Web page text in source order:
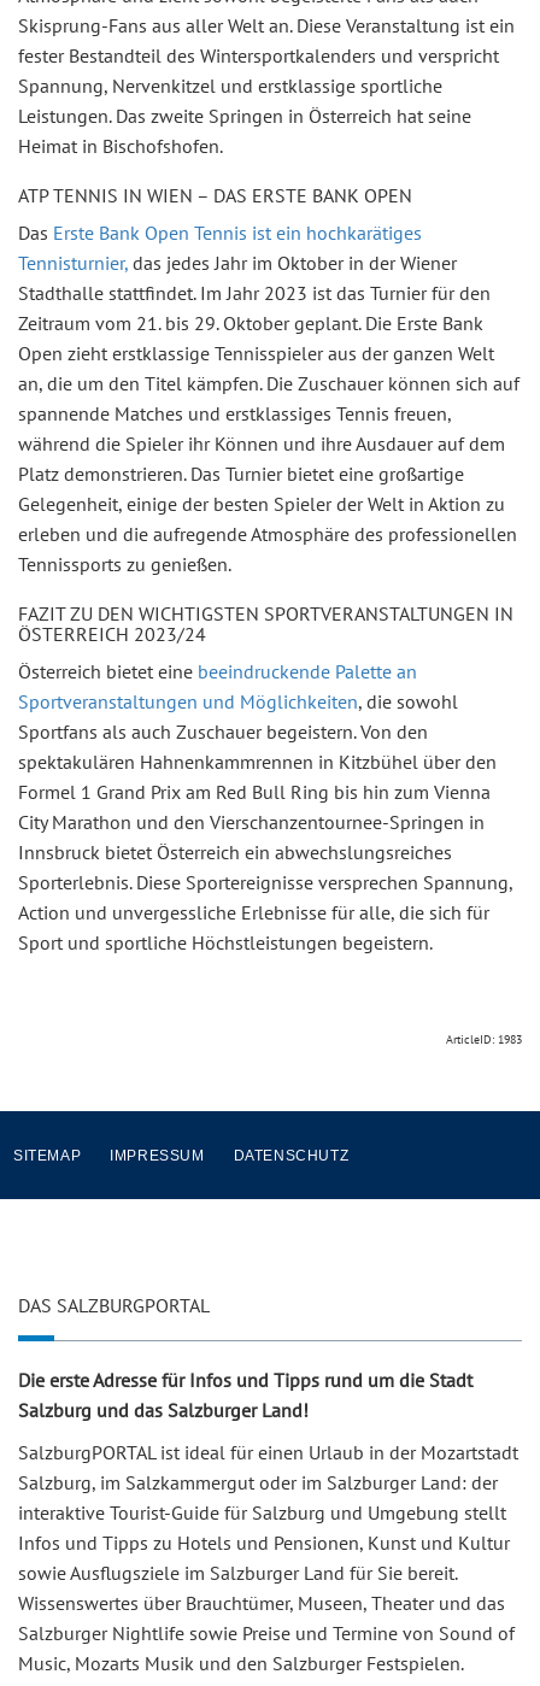
Skisprung-Fans aus aller Welt an. Diese Veranstaltung ist ein
fester Bestandteil des Wintersportkalenders und verspricht
Spannung, Nervenkitzel und erstklassige sportliche
Leistungen. Das zweite Springen in Österreich hat seine
Heimat in Bischofshofen.
ATP TENNIS IN WIEN – DAS ERSTE BANK OPEN
Das Erste Bank Open Tennis ist ein hochkarätiges
Tennisturnier, das jedes Jahr im Oktober in der Wiener
Stadthalle stattfindet. Im Jahr 2023 ist das Turnier für den
Zeitraum vom 21. bis 29. Oktober geplant. Die Erste Bank
Open zieht erstklassige Tennisspieler aus der ganzen Welt
an, die um den Titel kämpfen. Die Zuschauer können sich auf
spannende Matches und erstklassiges Tennis freuen,
während die Spieler ihr Können und ihre Ausdauer auf dem
Platz demonstrieren. Das Turnier bietet eine großartige
Gelegenheit, einige der besten Spieler der Welt in Aktion zu
erleben und die aufregende Atmosphäre des professionellen
Tennissports zu genießen.
FAZIT ZU DEN WICHTIGSTEN SPORTVERANSTALTUNGEN IN
ÖSTERREICH 2023/24
Österreich bietet eine beeindruckende Palette an
Sportveranstaltungen und Möglichkeiten, die sowohl
Sportfans als auch Zuschauer begeistern. Von den
spektakulären Hahnenkammrennen in Kitzbühel über den
Formel 1 Grand Prix am Red Bull Ring bis hin zum Vienna
City Marathon und den Vierschanzentournee-Springen in
Innsbruck bietet Österreich ein abwechslungsreiches
Sporterlebnis. Diese Sportereignisse versprechen Spannung,
Action und unvergessliche Erlebnisse für alle, die sich für
Sport und sportliche Höchstleistungen begeistern.
ArticleID: 1983
SITEMAP IMPRESSUM DATENSCHUTZ
DAS SALZBURGPORTAL
Die erste Adresse für Infos und Tipps rund um die Stadt
Salzburg und das Salzburger Land!
SalzburgPORTAL ist ideal für einen Urlaub in der Mozartstadt
Salzburg, im Salzkammergut oder im Salzburger Land: der
interaktive Tourist-Guide für Salzburg und Umgebung stellt
Infos und Tipps zu Hotels und Pensionen, Kunst und Kultur
sowie Ausflugsziele im Salzburger Land für Sie bereit.
Wissenswertes über Brauchtümer, Museen, Theater und das
Salzburger Nightlife sowie Preise und Termine von Sound of
Music, Mozarts Musik und den Salzburger Festspielen.